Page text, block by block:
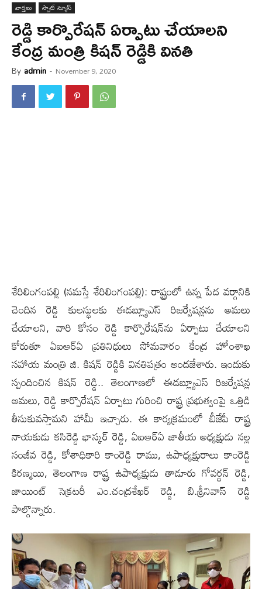
వార్త‌లు స్పాట్ న్యూస్
రెడ్డి కార్పొరేష‌న్ ఏర్పాటు చేయాల‌ని
కేంద్ర మంత్రి కిష‌న్ రెడ్డికి విన‌తి
By admin - November 9, 2020
శేరిలింగంప‌ల్లి‌‌ (న‌మ‌స్తే శేరిలింగంప‌ల్లి): రాష్ట్రంలో ఉన్న పేద వ‌ర్గానికి
చెందిన రెడ్డి కుల‌స్థుల‌కు ఈడ‌బ్ల్యూఎస్ రిజ‌ర్వేష‌న్ల‌ను అమ‌లు
చేయాల‌ని, వారి కోసం రెడ్డి కార్పొరేష‌న్‌ను ఏర్పాటు చేయాల‌ని
కోరుతూ ఏఐఆర్ఏ ప్ర‌తినిధులు సోమ‌వారం కేంద్ర హోంశాఖ
సహాయ మంత్రి జి. కిషన్ రెడ్డికి వినతిపత్రం అందజేశారు. ఇందుకు
స్పందించిన కిష‌న్ రెడ్డి.. తెలంగాణలో ఈడ‌బ్ల్యూఎస్ రిజర్వేషన్ల
అమ‌లు, రెడ్డి కార్పొరేషన్ ఏర్పాటు గురించి రాష్ట్ర ప్రభుత్వంపై ఒత్తిడి
తీసుకువ‌స్తామ‌ని హామీ ఇచ్చారు. ఈ కార్య‌క్ర‌మంలో బీజేపీ రాష్ట్ర
నాయకుడు కసిరెడ్డి భాస్కర్ రెడ్డి, ఏఐఆర్ఏ జాతీయ అధ్యక్షుడు నల్ల
సంజీవ రెడ్డి, కోశాధికారి కాంరెడ్డి రాము, ఉపాధ్య‌క్షురాలు కాంరెడ్డి
కిరణ్మయి, తెలంగాణ రాష్ట్ర ఉపాధ్యక్షుడు తాడూరు గోవర్ధన్ రెడ్డి,
జాయింట్ సెక్రటరీ ఎం.చంద్రశేఖర్ రెడ్డి, బి.శ్రీనివాస్ రెడ్డి
పాల్గొన్నారు.